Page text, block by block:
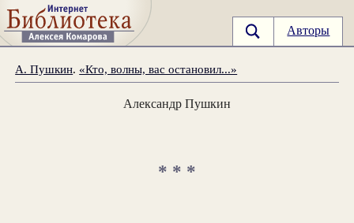
Авторы
А. Пушкин. «Кто, волны, вас остановил...»
Александр Пушкин
* * *